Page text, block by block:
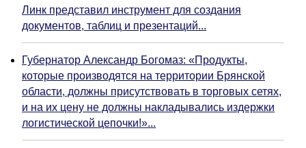
Линк представил инструмент для создания
документов, таблиц и презентаций...
Губернатор Александр Богомаз: «Продукты,
которые производятся на территории Брянской
области, должны присутствовать в торговых сетях,
и на их цену не должны накладывались издержки
логистической цепочки!»...